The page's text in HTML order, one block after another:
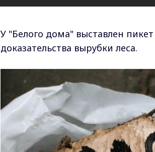
У "Белого дома" выставлен
доказательства вырубки леса.